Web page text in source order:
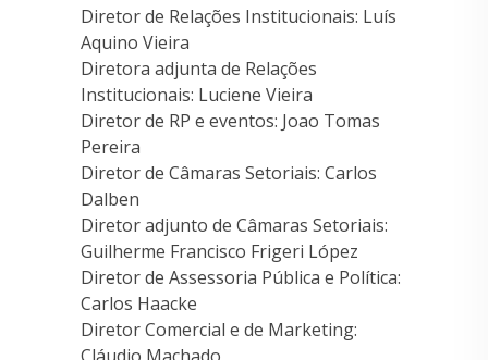
Diretor de Relações Institucionais: Luís
Aquino Vieira
Diretora adjunta de Relações
Institucionais: Luciene Vieira
Diretor de RP e eventos: Joao Tomas
Pereira
Diretor de Câmaras Setoriais: Carlos
Dalben
Diretor adjunto de Câmaras Setoriais:
Guilherme Francisco Frigeri López
Diretor de Assessoria Pública e Política:
Carlos Haacke
Diretor Comercial e de Marketing: